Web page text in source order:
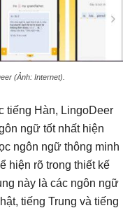
(Ảnh: Internet).
tiếng Hàn, LingoDeer
ngữ tốt nhất hiện
ngôn ngữ thông minh
hiện rõ trong thiết kế
này là các ngôn ngữ
tiếng Trung và tiếng